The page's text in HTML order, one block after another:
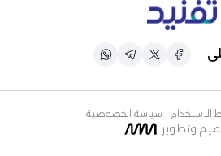
الاستخدام سياسة الخصوصية
وتطوير